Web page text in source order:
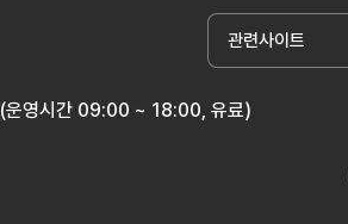
(운영시간 09:00 ~ 18:00, 유료)
관련사이트